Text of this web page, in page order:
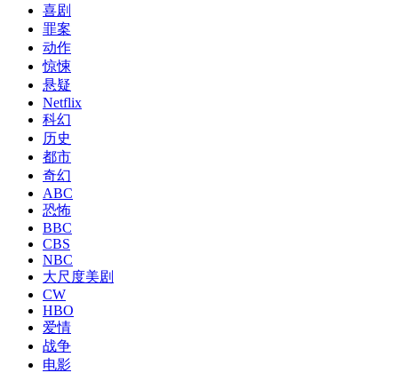
喜剧
罪案
动作
惊悚
悬疑
Netflix
科幻
历史
都市
奇幻
ABC
恐怖
BBC
CBS
NBC
大尺度美剧
CW
HBO
爱情
战争
电影